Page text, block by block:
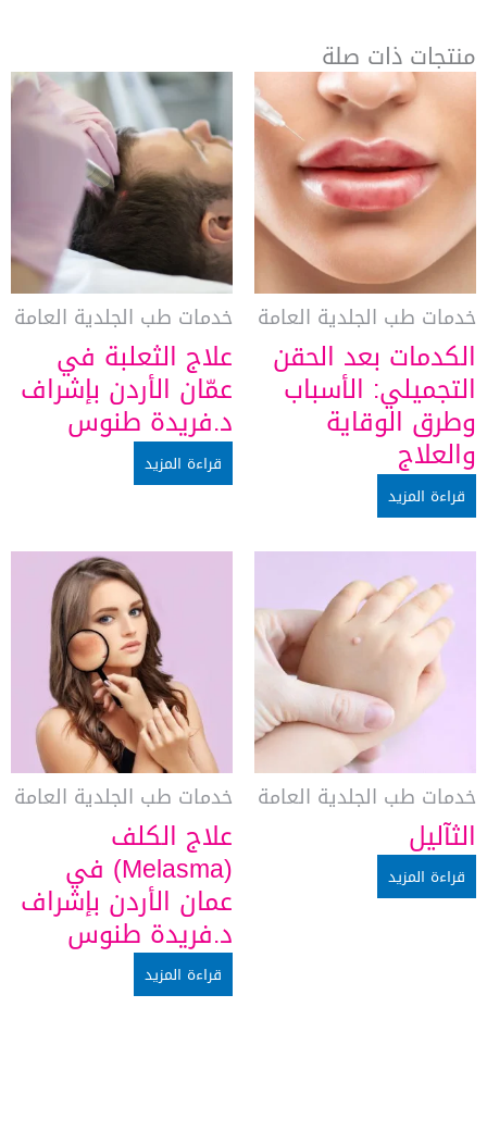
منتجات ذات صلة
خدمات طب الجلدية العامة
الكدمات بعد الحقن
التجميلي: الأسباب
وطرق الوقاية
والعلاج
قراءة المزيد
خدمات طب الجلدية العامة
علاج الثعلبة في
عمّان الأردن بإشراف
د.فريدة طنوس
قراءة المزيد
خدمات طب الجلدية العامة
الثآليل
قراءة المزيد
خدمات طب الجلدية العامة
علاج الكلف
(Melasma) في
عمان الأردن بإشراف
د.فريدة طنوس
قراءة المزيد